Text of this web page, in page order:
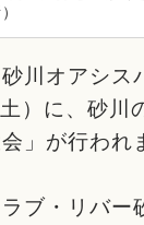
川オアシス
）に、砂川
」が行われ
ブ・リバー